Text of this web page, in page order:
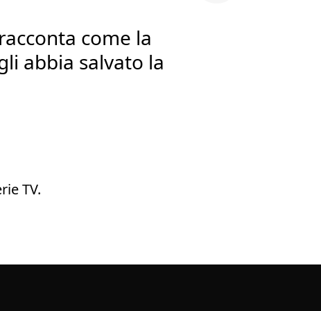
come la
abbia salvato la
TV.